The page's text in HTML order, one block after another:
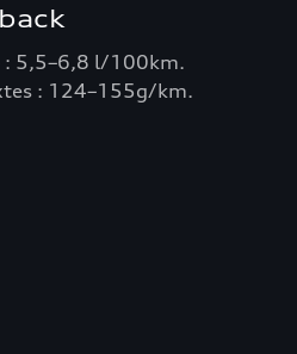
: 5,5–6,8 l/100km.
: 124–155g/km.